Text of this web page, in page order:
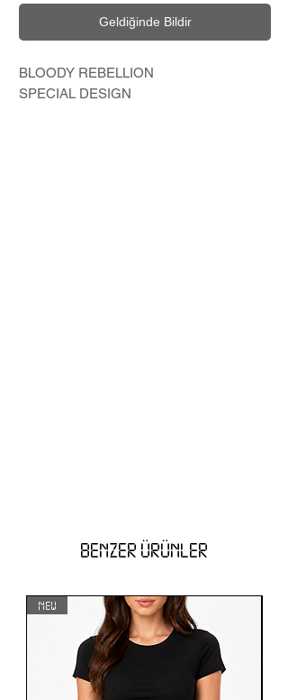
Geldiğinde Bildir
BLOODY REBELLION
SPECIAL DESIGN
BENZER ÜRÜNLER
NEW